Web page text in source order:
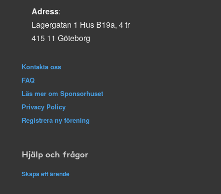
Adress:
Lagergatan 1 Hus B19a, 4 tr
415 11 Göteborg
Kontakta oss
FAQ
Läs mer om Sponsorhuset
Privacy Policy
Registrera ny förening
Hjälp och frågor
Skapa ett ärende